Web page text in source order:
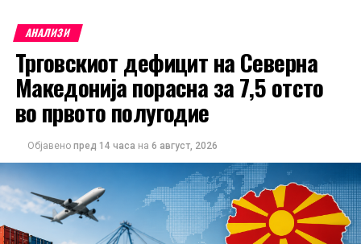
АНАЛИЗИ
Трговскиот дефицит на Северна
Македонија порасна за 7,5 отсто
во првото полугодие
Објавено пред 14 часа на 6 август, 2026